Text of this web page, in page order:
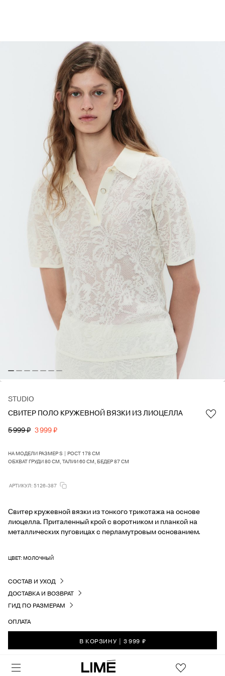
STUDIO
СВИТЕР ПОЛО КРУЖЕВНОЙ ВЯЗКИ ИЗ ЛИОЦЕЛЛА
5 999 ₽ 3 999 ₽
В КОРЗИНУ | 3 999 ₽
НА МОДЕЛИ РАЗМЕР S | РОСТ 178 СМ
ОБХВАТ ГРУДИ 80 СМ, ТАЛИИ 60 СМ, БЕДЕР 87 СМ
АРТИКУЛ: 5126-387
Свитер кружевной вязки из тонкого трикотажа на основе
лиоцелла. Приталенный крой с воротником и планкой на
металлических пуговицах с перламутровым основанием.
ЦВЕТ: МОЛОЧНЫЙ
СОСТАВ И УХОД
ДОСТАВКА И ВОЗВРАТ
ГИД ПО РАЗМЕРАМ
ОПЛАТА